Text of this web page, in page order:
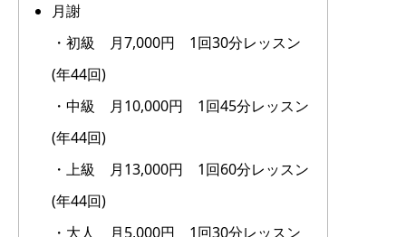
月謝
・初級 月7,000円 1回30分レッスン
(年44回)
・中級 月10,000円 1回45分レッスン
(年44回)
・上級 月13,000円 1回60分レッスン
(年44回)
・大人 月5,000円 1回30分レッスン